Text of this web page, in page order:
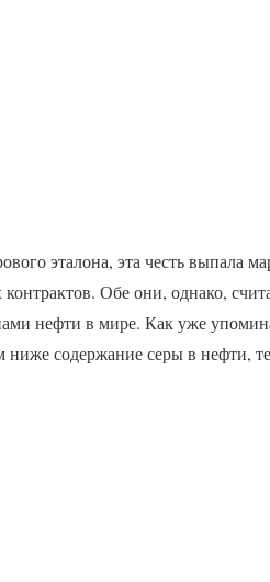
эталона, эта честь выпала
Обе они, однако,
нефти в мире. Как уже
ниже содержание серы в нефти,